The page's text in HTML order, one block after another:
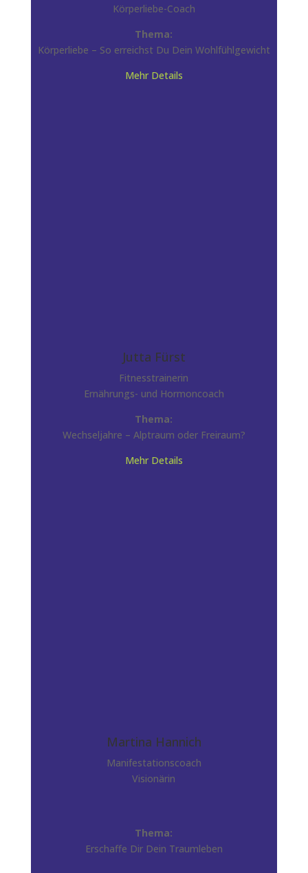
Körperliebe-Coach
Thema:
Körperliebe – So erreichst Du Dein Wohlfühlgewicht
Mehr Details
Jutta Fürst
Fitnesstrainerin
Ernährungs- und Hormoncoach
Thema:
Wechseljahre – Alptraum oder Freiraum?
Mehr Details
Martina Hannich
Manifestationscoach
Visionärin
Thema:
Erschaffe Dir Dein Traumleben